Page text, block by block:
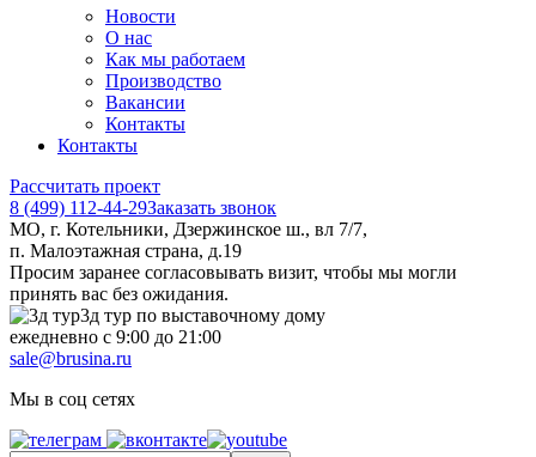
Новости
О нас
Как мы работаем
Производство
Вакансии
Контакты
Контакты
Рассчитать проект
8 (499) 112-44-29Заказать звонок
МО, г. Котельники, Дзержинское ш., вл 7/7,
п. Малоэтажная страна, д.19
Просим заранее согласовывать визит, чтобы мы могли
принять вас без ожидания.
3д тур по выставочному дому
ежедневно с 9:00 до 21:00
sale@brusina.ru
Мы в соц сетях